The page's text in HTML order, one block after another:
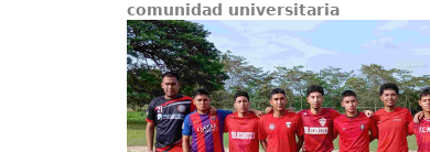
comunidad universitaria